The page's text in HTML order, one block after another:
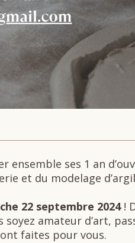
ensemble ses 1 an
et du modelage
22 septembre 2024!
amateur d’art,
faites pour vous.